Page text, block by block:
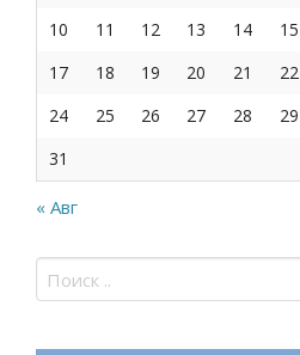
10
11 12 13 14 15
17
18 19 20 21 22
24
25 26 27 28 29
31
« Авг